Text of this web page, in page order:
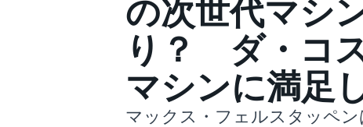
スーパーフォーミュラ
の次世代マシ
り？ ダ・コ
マシンに満足
マックス・フェルスタッペン